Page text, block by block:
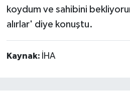
koydum ve sahibini
alırlar' diye konuştu.
Kaynak: İHA